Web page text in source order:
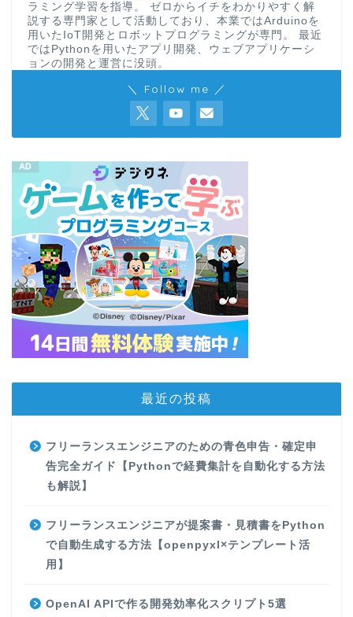
ラミング学習を指導。 ゼロからイチをわかりやすく解
説する専門家として活動しており、本業ではArduinoを
用いたIoT開発とロボットプログラミングが専門。 最近
ではPythonを用いたアプリ開発、ウェブアプリケーシ
ョンの開発と運営に没頭。
＼ Follow me ／
最近の投稿
フリーランスエンジニアのための青色申告・確定申
告完全ガイド【Pythonで経費集計を自動化する方法
も解説】
フリーランスエンジニアが提案書・見積書をPython
で自動生成する方法【openpyxl×テンプレート活
用】
OpenAI APIで作る開発効率化スクリプト5選